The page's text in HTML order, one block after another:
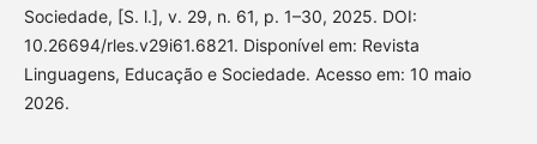
Sociedade, [S. l.], v. 29, n. 61, p. 1–30, 2025. DOI:
10.26694/rles.v29i61.6821. Disponível em: Revista
Linguagens, Educação e Sociedade. Acesso em: 10 maio
2026.